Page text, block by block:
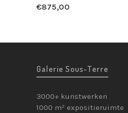
€875,00
Galerie Sous-Terre
3000+ kunstwerken
1000 m² expositieruimte